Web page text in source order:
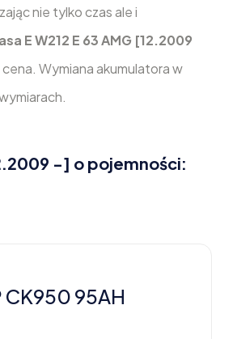
nie tylko czas ale i
E W212 E 63 AMG [12.2009
Wymiana akumulatora w
-] o pojemności:
CK950 95AH